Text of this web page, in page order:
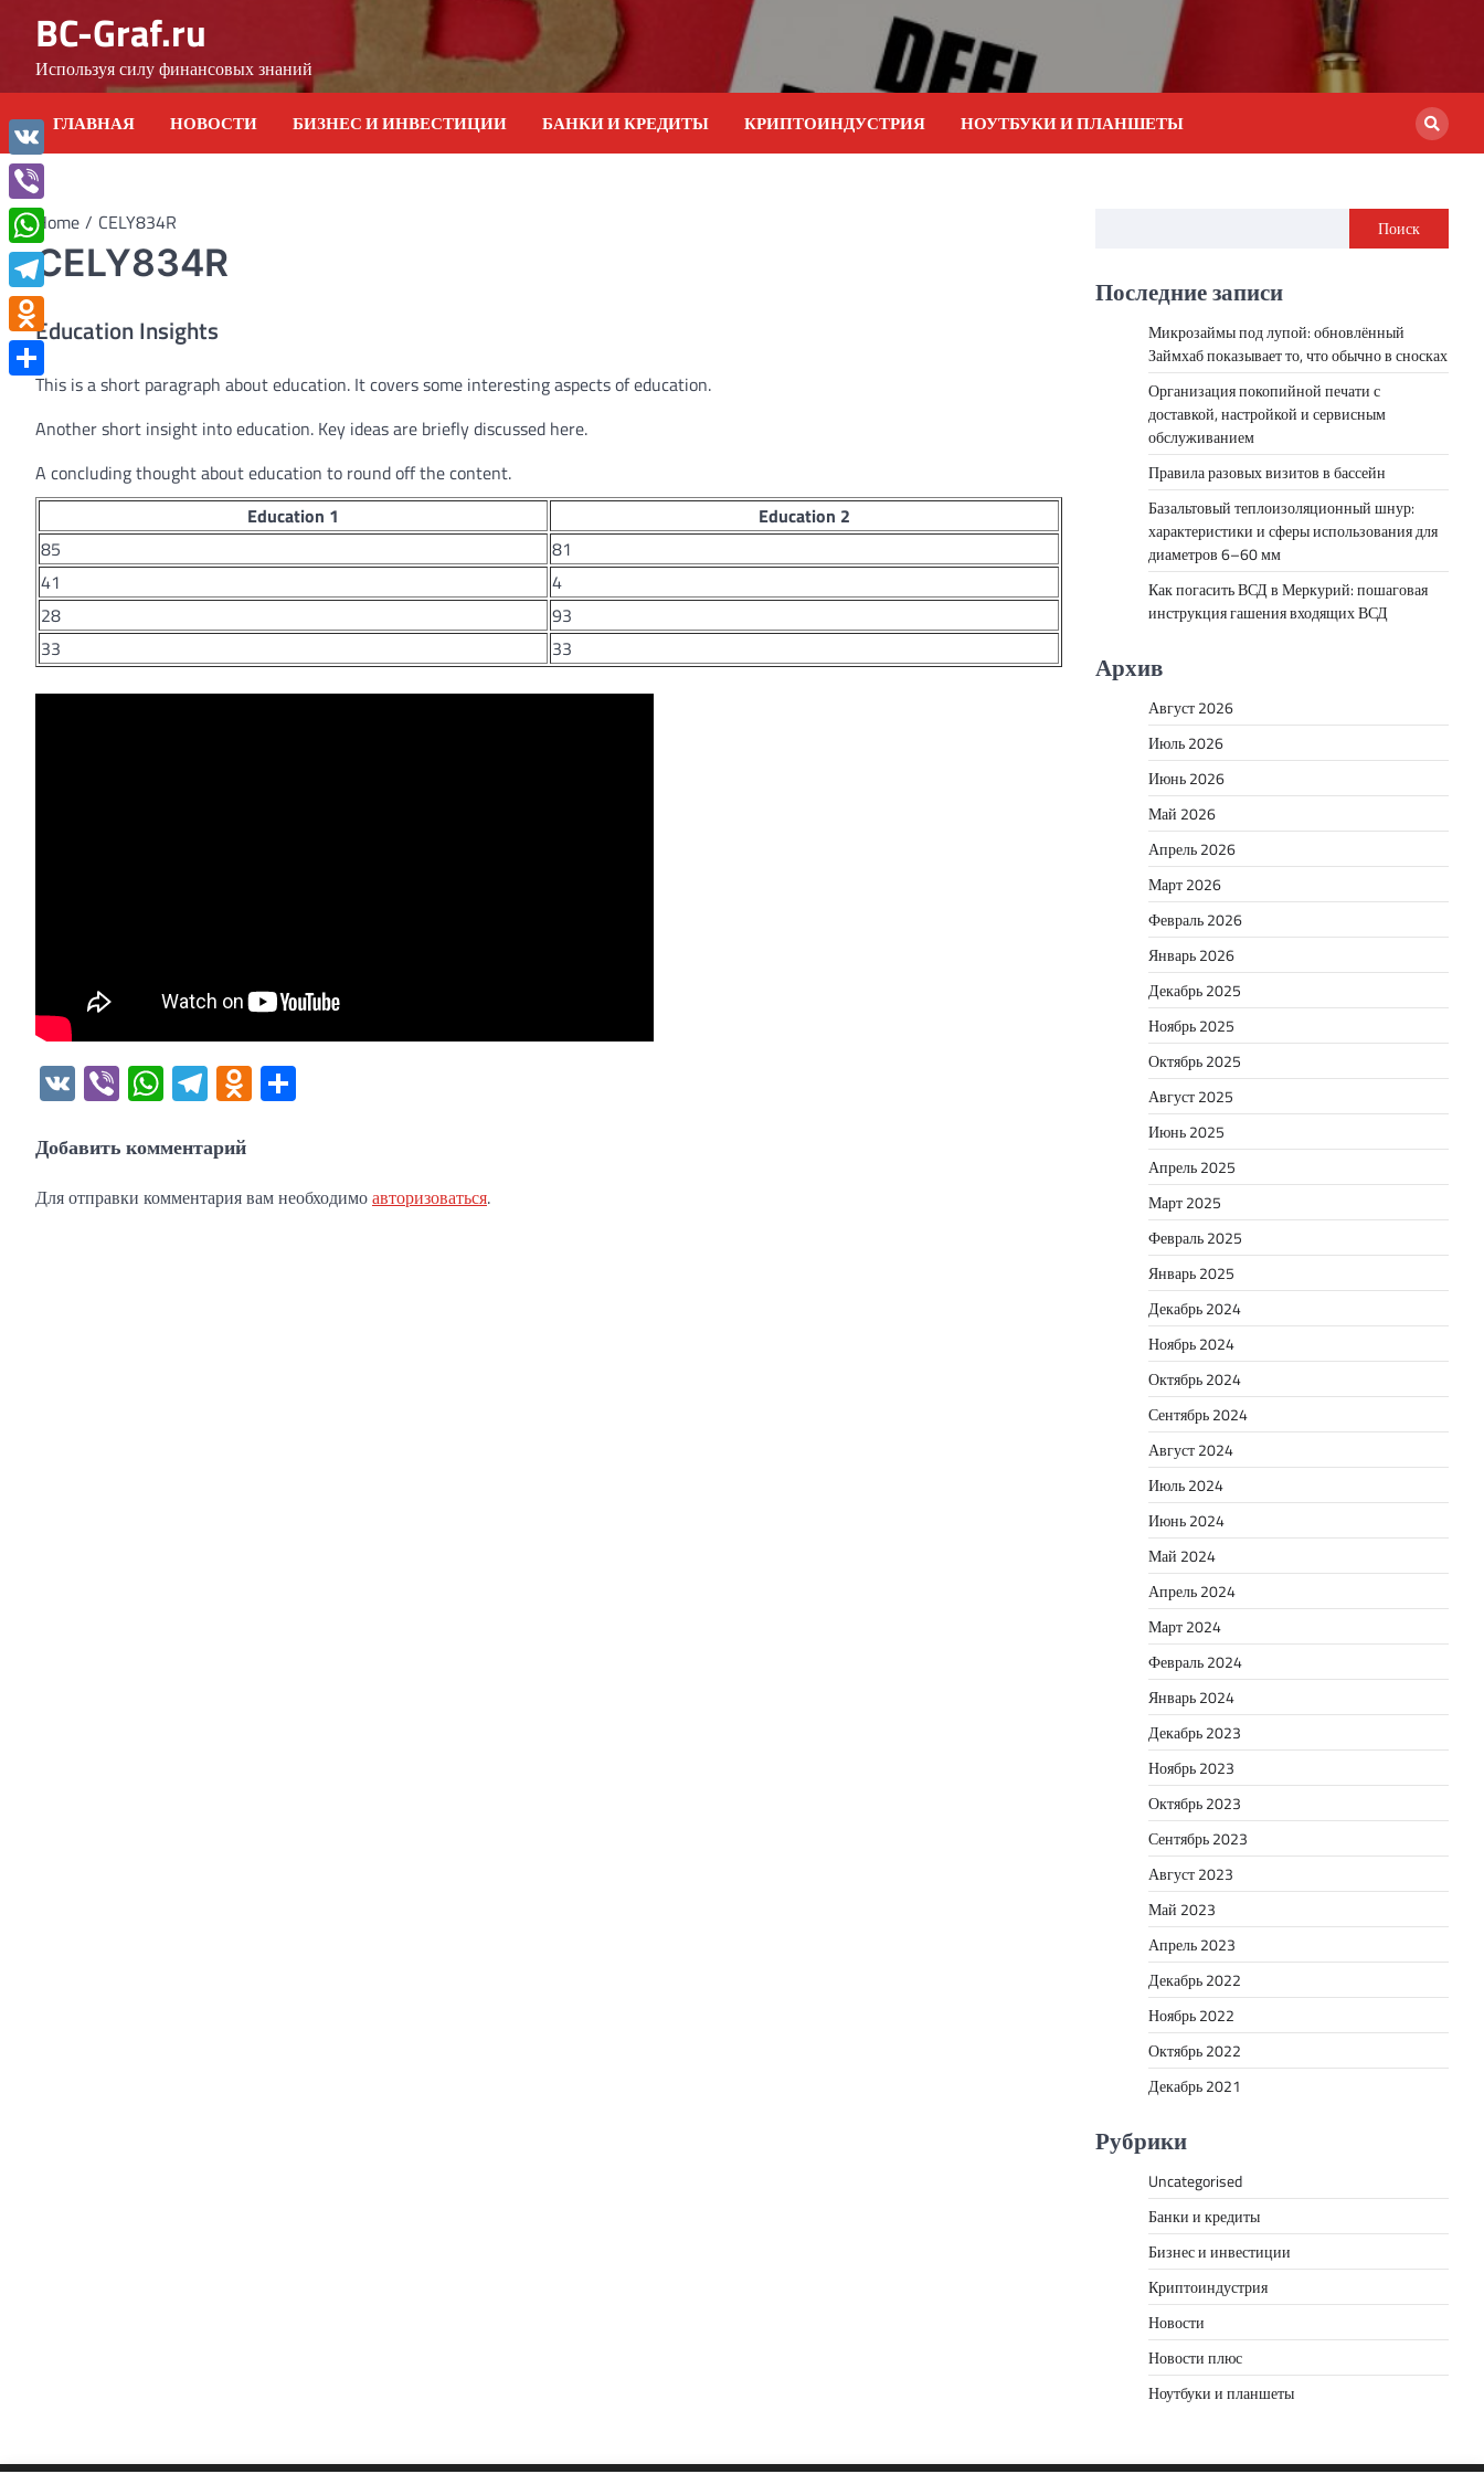
content
BC-Graf.ru
Используя силу финансовых знаний
ГЛАВНАЯ НОВОСТИ БИЗНЕС И ИНВЕСТИЦИИ БАНКИ И КРЕДИТЫ КРИПТОИНДУСТРИЯ НОУТБУКИ И ПЛАНШЕТЫ
Home CELY834R
CELY834R
Education Insights
This is a short paragraph about education. It covers some interesting aspects of education.
Another short insight into education. Key ideas are briefly discussed here.
A concluding thought about education to round off the content.
Education 1
Education 2
85
81
41
4
28
93
33
33
VK ViberWhatsApp
Telegram
Odnoklassniki
Добавить комментарий
Для отправки комментария вам необходимоавторизоваться.
Поиск
Последние записи
Микрозаймы под лупой: обновлённый
Займхаб показывает то, что обычно в сносках
Организация покопийной печати с
доставкой, настройкой и сервисным
обслуживанием
Правила разовых визитов в бассейн
Базальтовый теплоизоляционный шнур:
характеристики и сферы использования для
диаметров 6–60 мм
Как погасить ВСД в Меркурий: пошаговая
инструкция гашения входящих ВСД
Архив
Август 2026
Июль 2026
Июнь 2026
Май 2026
Апрель 2026
Март 2026
Февраль 2026
Январь 2026
Декабрь 2025
Ноябрь 2025
Октябрь 2025
Август 2025
Июнь 2025
Апрель 2025
Март 2025
Февраль 2025
Январь 2025
Декабрь 2024
Ноябрь 2024
Октябрь 2024
Сентябрь 2024
Август 2024
Июль 2024
Июнь 2024
Май 2024
Апрель 2024
Март 2024
Февраль 2024
Январь 2024
Декабрь 2023
Ноябрь 2023
Октябрь 2023
Сентябрь 2023
Август 2023
Май 2023
Апрель 2023
Декабрь 2022
Ноябрь 2022
Октябрь 2022
Декабрь 2021
Рубрики
Uncategorised
Банки и кредиты
Бизнес и инвестиции
Криптоиндустрия
Новости
Новости плюс
Ноутбуки и планшеты
VK
Viber
WhatsApp
Telegram
Odnoklassniki
Отправить